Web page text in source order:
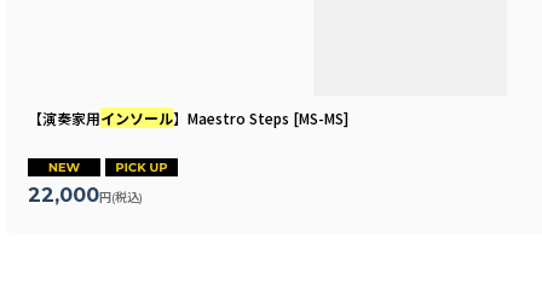
【演奏家用インソール】Maestro Steps [MS-MS]
22,000円 (税込)